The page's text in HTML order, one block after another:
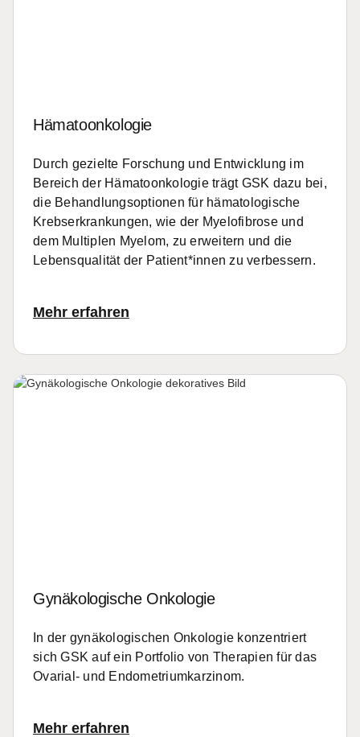
Hämatoonkologie
Durch gezielte Forschung und Entwicklung im
Bereich der Hämatoonkologie trägt GSK dazu bei,
die Behandlungsoptionen für hämatologische
Krebserkrankungen, wie der Myelofibrose und
dem Multiplen Myelom, zu erweitern und die
Lebensqualität der Patient*innen zu verbessern.
Mehr erfahren
Gynäkologische Onkologie
In der gynäkologischen Onkologie konzentriert
sich GSK auf ein Portfolio von Therapien für das
Ovarial- und Endometriumkarzinom.
Mehr erfahren